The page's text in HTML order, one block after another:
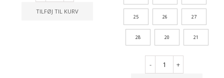
TILFØJ TIL KURV
25 26 27
28 20 21
- +